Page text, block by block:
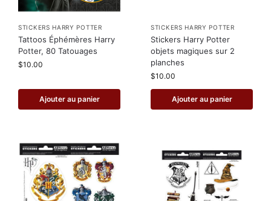
STICKERS HARRY POTTER
Tattoos Éphémères Harry
Potter, 80 Tatouages
$10.00
Ajouter au panier
STICKERS HARRY POTTER
Stickers Harry Potter
objets magiques sur 2
planches
$10.00
Ajouter au panier